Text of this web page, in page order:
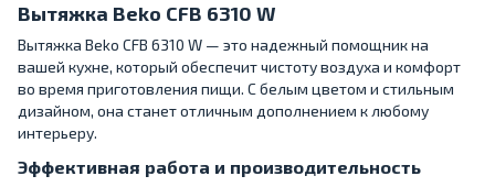
Вытяжка Beko CFB 6310 W
Вытяжка Beko CFB 6310 W — это надежный помощник на
вашей кухне, который обеспечит чистоту воздуха и комфорт
во время приготовления пищи. С белым цветом и стильным
дизайном, она станет отличным дополнением к любому
интерьеру.
Эффективная работа и производительность